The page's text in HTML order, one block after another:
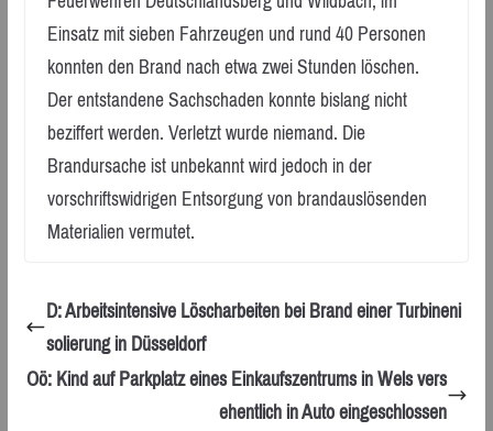
Einsatz mit sieben Fahrzeugen und rund 40 Personen
konnten den Brand nach etwa zwei Stunden löschen.
Der entstandene Sachschaden konnte bislang nicht
beziffert werden. Verletzt wurde niemand. Die
Brandursache ist unbekannt wird jedoch in der
vorschriftswidrigen Entsorgung von brandauslösenden
Materialien vermutet.
D: Arbeitsintensive Löscharbeiten bei Brand einer Turbineni
solierung in Düsseldorf
Oö: Kind auf Parkplatz eines Einkaufszentrums in Wels vers
ehentlich in Auto eingeschlossen